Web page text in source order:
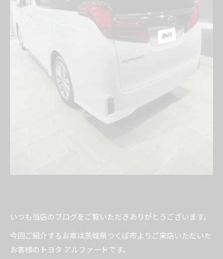
いつも当店のブログをご覧いただきありがとうございます。
今回ご紹介するお車は茨城県つくば市よりご来店いただいた
お客様のトヨタ アルファードです。